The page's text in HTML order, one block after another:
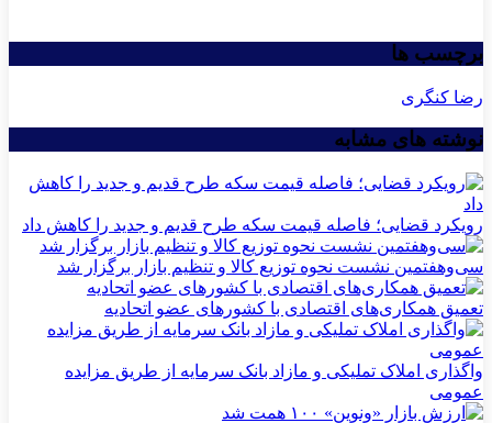
برچسب ها
رضا کنگری
نوشته های مشابه
رویکرد قضایی؛ فاصله قیمت سکه طرح قدیم و جدید را کاهش داد
سی‌و‌هفتمین نشست نحوه توزیع کالا و تنظیم بازار برگزار شد
تعمیق همکاری‌های اقتصادی با کشورهای عضو اتحادیه
واگذاری املاک تملیکی و مازاد بانک سرمایه از طریق مزایده
عمومی